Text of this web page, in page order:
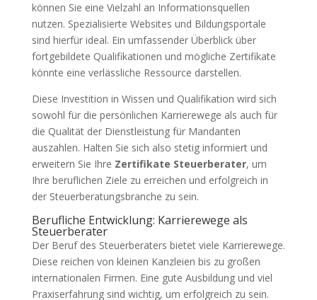
können Sie eine Vielzahl an Informationsquellen
nutzen. Spezialisierte Websites und Bildungsportale
sind hierfür ideal. Ein umfassender Überblick über
fortgebildete Qualifikationen und mögliche Zertifikate
könnte eine verlässliche Ressource darstellen.
Diese Investition in Wissen und Qualifikation wird sich
sowohl für die persönlichen Karrierewege als auch für
die Qualität der Dienstleistung für Mandanten
auszahlen. Halten Sie sich also stetig informiert und
erweitern Sie Ihre Zertifikate Steuerberater, um
Ihre beruflichen Ziele zu erreichen und erfolgreich in
der Steuerberatungsbranche zu sein.
Berufliche Entwicklung: Karrierewege als
Steuerberater
Der Beruf des Steuerberaters bietet viele Karrierewege.
Diese reichen von kleinen Kanzleien bis zu großen
internationalen Firmen. Eine gute Ausbildung und viel
Praxiserfahrung sind wichtig, um erfolgreich zu sein.